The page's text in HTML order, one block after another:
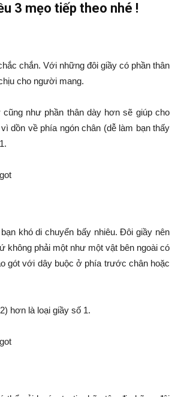
3 mẹo tiếp theo nhé !
chắn. Với những đôi giầy có phần thân
cho người mang.
như phần thân dày hơn sẽ giúp cho
dồn về phía ngón chân (dễ làm bạn thấy
khó di chuyển bấy nhiêu. Đôi giầy nên
không phải một như một vật bên ngoài có
gót với dây buộc ở phía trước chân hoặc
hơn là loại giầy số 1.